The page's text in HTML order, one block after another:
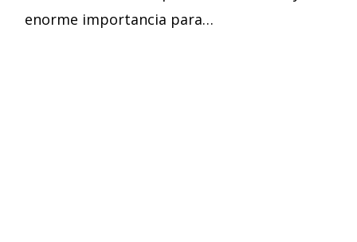
enorme importancia para…